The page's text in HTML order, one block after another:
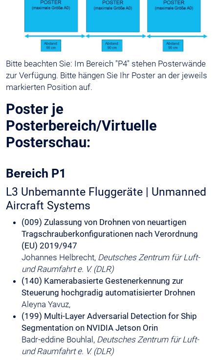
Bitte beachten Sie: Im Bereich "P4" stehen Posterwände
zur Verfügung. Bitte hängen Sie Ihr Poster an der jeweils
markierten Position auf.
Poster je
Posterbereich/Virtuelle
Posterschau:
Bereich P1
L3 Unbemannte Fluggeräte | Unmanned
Aircraft Systems
(009) Zulassung von Drohnen von neuartigen
Tragschrauberkonfigurationen nach Verordnung
(EU) 2019/947
Johannes Helbrecht, Deutsches Zentrum für Luft-
und Raumfahrt e. V. (DLR)
(140) Kamerabasierte Gestenerkennung zur
Steuerung hochgradig automatisierter Drohnen
Aleyna Yavuz,
(199) Multi-Layer Adversarial Detection for Ship
Segmentation on NVIDIA Jetson Orin
Badr-eddine Bouhlal, Deutsches Zentrum für Luft-
und Raumfahrt e. V. (DLR)